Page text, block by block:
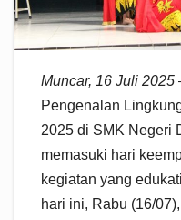
Muncar, 16 Juli 2025
Pengenalan
2025 di SMK Negeri
memasuki hari
kegiatan yang
hari ini, Rabu (16/